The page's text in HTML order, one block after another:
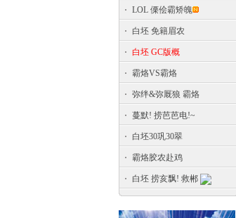
LOL 傈侩霸矫魄
白坯 免籍眉农
白坯 GC版概
霸烙VS霸烙
弥绊&弥厩狼 霸烙
蔓默! 捞芭芭电!~
白坯30巩30翠
霸烙胶农赴鸡
白坯 捞亥飘! 救郴